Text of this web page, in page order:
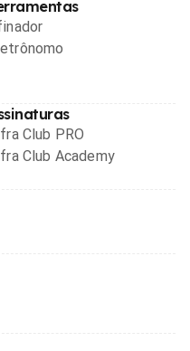
Club PRO
Club Academy